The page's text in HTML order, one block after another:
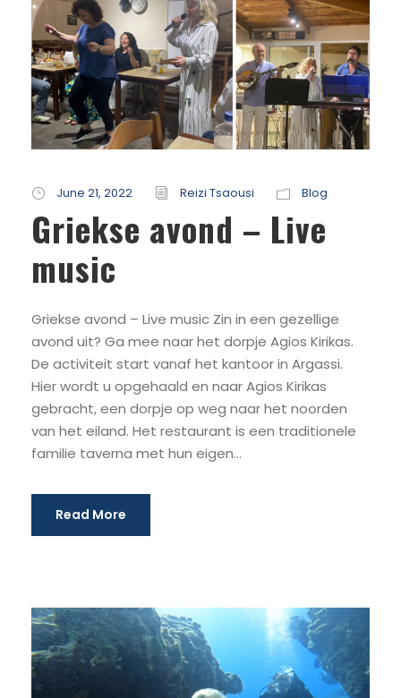
June 21, 2022 Reizi Tsaousi Blog
Griekse avond – Live
music
Griekse avond – Live music Zin in een gezellige
avond uit? Ga mee naar het dorpje Agios Kirikas.
De activiteit start vanaf het kantoor in Argassi.
Hier wordt u opgehaald en naar Agios Kirikas
gebracht, een dorpje op weg naar het noorden
van het eiland. Het restaurant is een traditionele
familie taverna met hun eigen...
Read More